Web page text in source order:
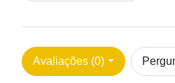
Avaliações (0)